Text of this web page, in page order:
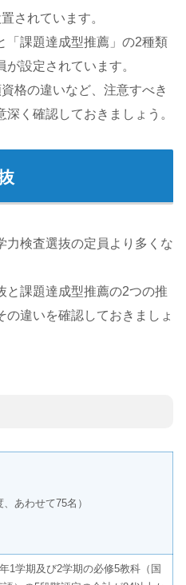
されています。
「課題達成型推薦」の2種類
設定されています。
格の違いなど、注意すべき
く確認しておきましょう。
力検査選抜の定員より多くな
と課題達成型推薦の2つの推
違いを確認しておきましょ
あわせて75名）
1学期及び2学期の必修5教科（国